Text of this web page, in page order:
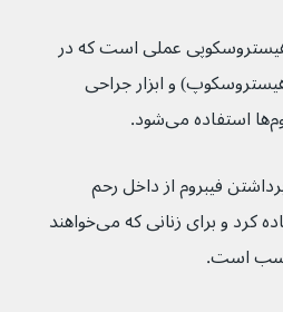
عملی است که در
و ابزار جراحی
برای برداشتن فیبروم از داخل رحم
(فیبروم زیر مخاطی) استفاده کرد و برای زنانی که می‌خواهند
است.